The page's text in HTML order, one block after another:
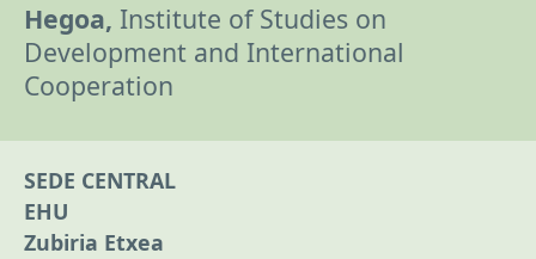
Hegoa, Institute of Studies on
Development and International
Cooperation
SEDE CENTRAL
EHU
Zubiria Etxea